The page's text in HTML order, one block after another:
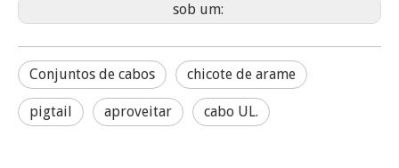
sob um:
Conjuntos de cabos chicote de arame
pigtail aproveitar cabo UL.